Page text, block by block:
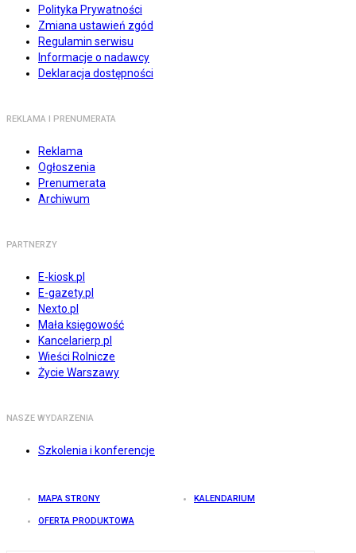
Polityka Prywatności
Zmiana ustawień zgód
Regulamin serwisu
Informacje o nadawcy
Deklaracja dostępności
REKLAMA I PRENUMERATA
Reklama
Ogłoszenia
Prenumerata
Archiwum
PARTNERZY
E-kiosk.pl
E-gazety.pl
Nexto.pl
Mała księgowość
Kancelarierp.pl
Wieści Rolnicze
Życie Warszawy
NASZE WYDARZENIA
Szkolenia i konferencje
MAPA STRONY KALENDARIUM
OFERTA PRODUKTOWA